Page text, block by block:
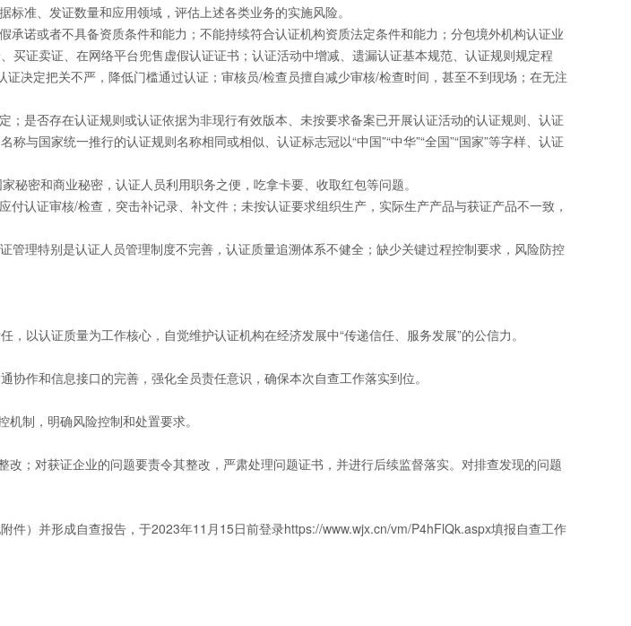
准、发证数量和应用领域，评估上述各类业务的实施风险。
或者不具备资质条件和能力；不能持续符合认证机构资质法定条件和能力；分包境外机构认证业
证卖证、在网络平台兜售虚假认证证书；认证活动中增减、遗漏认证基本规范、认证规则规定程
决定把关不严，降低门槛通过认证；审核员/检查员擅自减少审核/检查时间，甚至不到现场；在无注
否存在认证规则或认证依据为非现行有效版本、未按要求备案已开展认证活动的认证规则、认证
国家统一推行的认证规则名称相同或相似、认证标志冠以“中国”“中华”“全国”“国家”等字样、认证
密和商业秘密，认证人员利用职务之便，吃拿卡要、收取红包等问题。
证审核/检查，突击补记录、补文件；未按认证要求组织生产，实际生产产品与获证产品不一致，
理特别是认证人员管理制度不完善，认证质量追溯体系不健全；缺少关键过程控制要求，风险防控
认证质量为工作核心，自觉维护认证机构在经济发展中“传递信任、服务发展”的公信力。
作和信息接口的完善，强化全员责任意识，确保本次自查工作落实到位。
制，明确风险控制和处置要求。
；对获证企业的问题要责令其整改，严肃处理问题证书，并进行后续监督落实。对排查发现的问题
）并形成自查报告，于2023年11月15日前登录https://www.wjx.cn/vm/P4hFlQk.aspx填报自查工作